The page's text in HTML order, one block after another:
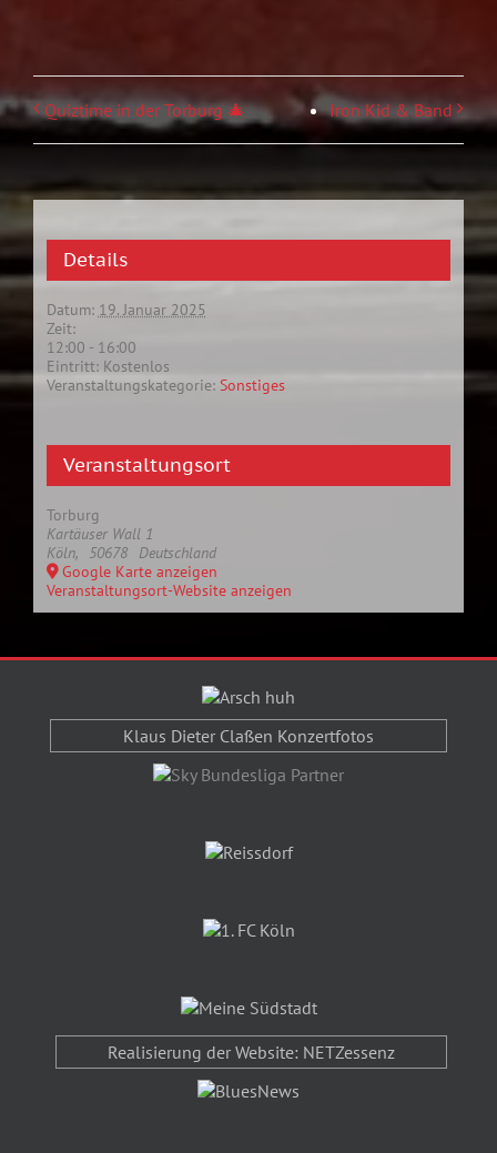
Quiztime in der Torburg 🎄 Iron Kid & Band
Details
Datum: 19. Januar 2025
Zeit:
12:00 - 16:00
Eintritt: Kostenlos
Veranstaltungskategorie: Sonstiges
Veranstaltungsort
Torburg
Kartäuser Wall 1
Köln, 50678
Deutschland
Google Karte anzeigen
Veranstaltungsort-Website anzeigen
Klaus Dieter Claßen Konzertfotos
Realisierung der Website: NETZessenz